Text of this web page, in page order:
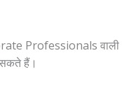
Professionals वाली
हैं।